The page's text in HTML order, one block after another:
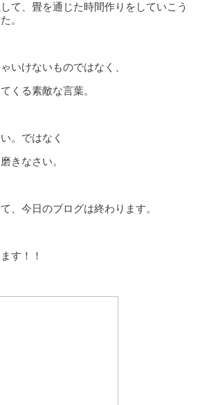
て、畳を通じた時間作りをしていこう
。
いけないものではなく、
くる素敵な言葉。
。ではなく
きなさい。
、今日のブログは終わります。
す！！